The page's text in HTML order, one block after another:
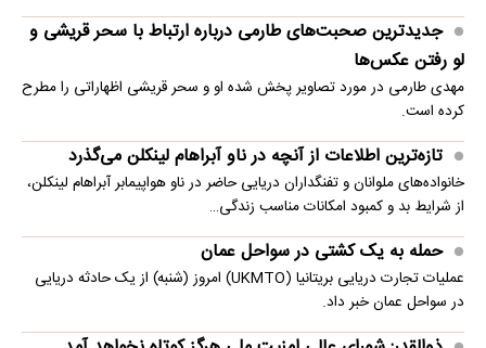
جدیدترین صحبت‌های طارمی درباره ارتباط با سحر قریشی و
لو رفتن عکس‌ها
مهدی طارمی در مورد تصاویر پخش شده او و سحر قریشی اظهاراتی را مطرح
کرده است.
تازه‌ترین اطلاعات از آنچه در ناو آبراهام لینکلن می‌گذرد
خانواده‌های ملوانان و تفنگداران دریایی حاضر در ناو هواپیمابر آبراهام لینکلن،
از شرایط بد و کمبود امکانات مناسب زندگی…
حمله به یک کشتی در سواحل عمان
عملیات تجارت دریایی بریتانیا (UKMTO) امروز (شنبه) از یک حادثه دریایی
در سواحل عمان خبر داد.